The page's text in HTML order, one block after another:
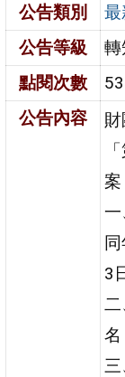
公告類別
公告等級
轉
點閱次數
公告內容
3
名